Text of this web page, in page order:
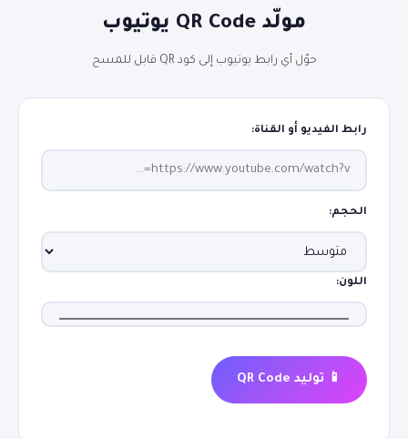
بحث مولّد QR Code يوتيوب
حوّل أي رابط يوتيوب إلى كود QR قابل للمسح
رابط الفيديو أو القناة:
الحجم:
اللون:
📱 توليد QR Code